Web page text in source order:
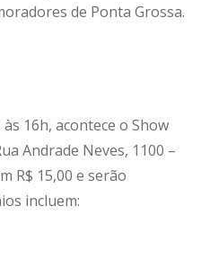
de Ponta Grossa.
16h, acontece o Show
Andrade Neves, 1100 –
R$ 15,00 e serão
incluem: